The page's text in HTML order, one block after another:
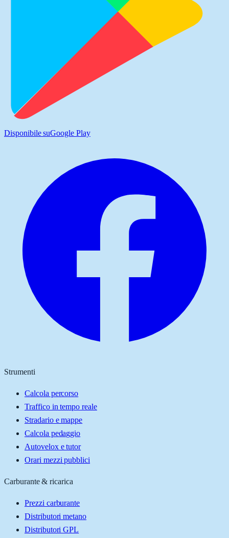
Disponibile suGoogle Play
Strumenti
Calcola percorso
Traffico in tempo reale
Stradario e mappe
Calcola pedaggio
Autovelox e tutor
Orari mezzi pubblici
Carburante & ricarica
Prezzi carburante
Distributori metano
Distributori GPL